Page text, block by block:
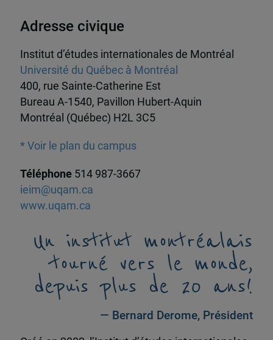
Adresse civique
Institut d’études internationales de Montréal
Université du Québec à Montréal
400, rue Sainte-Catherine Est
Bureau A-1540, Pavillon Hubert-Aquin
Montréal (Québec) H2L 3C5
* Voir le plan du campus
Téléphone 514 987-3667
ieim@uqam.ca
www.uqam.ca
Un institut montréalais
tourné vers le monde,
depuis plus de 20 ans!
— Bernard Derome, Président